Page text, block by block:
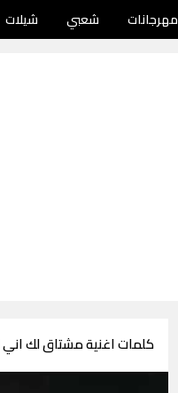
مهرجانات شعبي شيلات
كلمات اغنية مشتاق لك اني